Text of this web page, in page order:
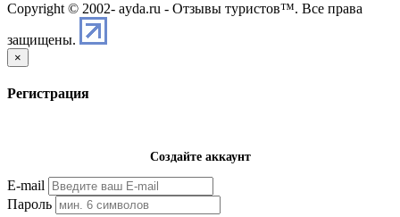
Copyright © 2002- ayda.ru - Отзывы туристов™. Все права
защищены.
×
Регистрация
Создайте аккаунт
E-mail
Пароль